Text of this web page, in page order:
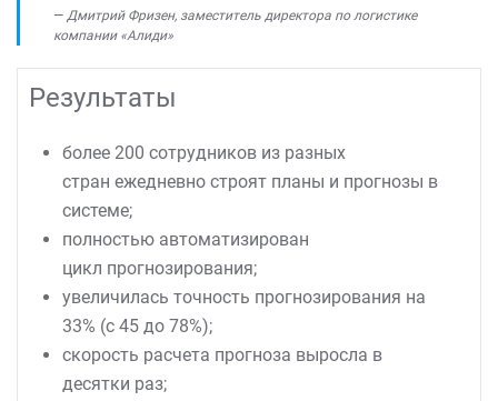
Дмитрий Фризен, заместитель директора по логистике
компании «Алиди»
Результаты
более 200 сотрудников из разных
стран ежедневно строят планы и прогнозы в
системе;
полностью автоматизирован
цикл прогнозирования;
увеличилась точность прогнозирования на
33% (с 45 до 78%);
скорость расчета прогноза выросла в
десятки раз;